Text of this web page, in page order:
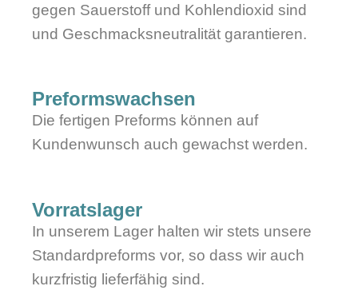
gegen Sauerstoff und Kohlendioxid sind
und Geschmacksneutralität garantieren.
Preformswachsen
Die fertigen Preforms können auf
Kundenwunsch auch gewachst werden.
Vorratslager
In unserem Lager halten wir stets unsere
Standardpreforms vor, so dass wir auch
kurzfristig lieferfähig sind.